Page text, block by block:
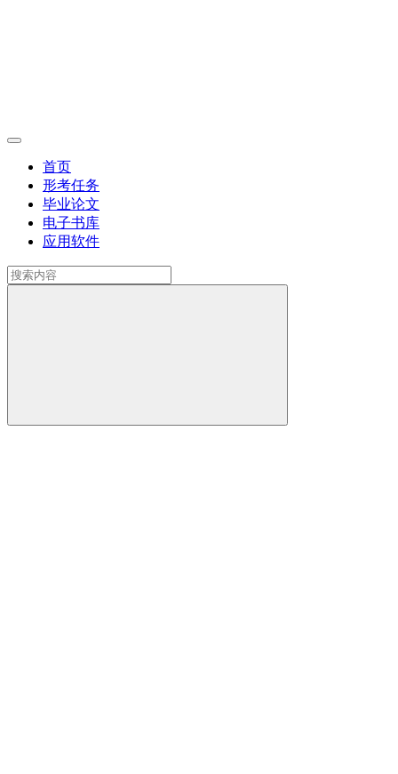
首页
形考任务
毕业论文
电子书库
应用软件